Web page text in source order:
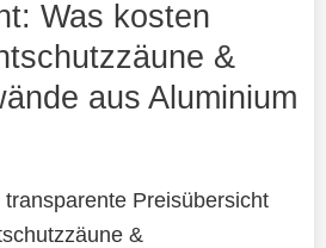
Was kosten
&
aus Aluminium
Preisübersicht
&